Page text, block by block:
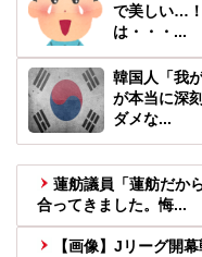
で美しい…
は・・・...
韓国人「我
が本当に深
ダメな...
蓮舫議員「蓮舫だか
合ってきました。悔...
【画像】Jリーグ開